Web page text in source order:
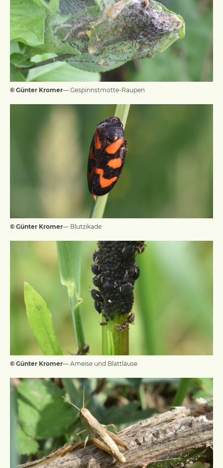
© Günter Kromer— Gespinnstmotte-Raupen
© Günter Kromer— Blutzikade
© Günter Kromer— Ameise und Blattläuse